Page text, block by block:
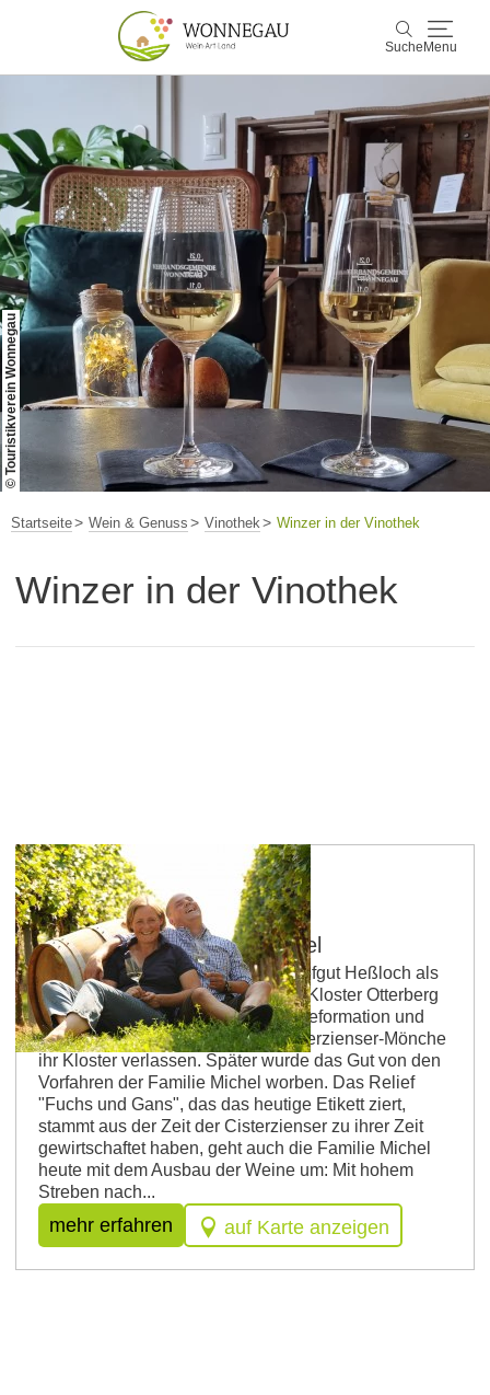
Suche Menu
Suche
Wonnegau
Entdecken & Erleben
Wein & Genuss
Kultur & Events
Buchen & Service
© Touristikverein Wonnegau
Startseite Wein & Genuss Vinothek Winzer in der Vinothek
Winzer in der Vinothek
Cisterzienser-Weingut Michel
ANNO DOMINI 1173 wurde das Hofgut Heßloch als
Verwaltungsgut vom Cisterzienser Kloster Otterberg
gegründet. Nach dem Wirren der Reformation und
der Bauernkriege mussten die Cisterzienser-Mönche
ihr Kloster verlassen. Später wurde das Gut von den
Vorfahren der Familie Michel worben. Das Relief
"Fuchs und Gans", das das heutige Etikett ziert,
stammt aus der Zeit der Cisterzienser zu ihrer Zeit
gewirtschaftet haben, geht auch die Familie Michel
heute mit dem Ausbau der Weine um: Mit hohem
Streben nach...
mehr erfahren auf Karte anzeigen